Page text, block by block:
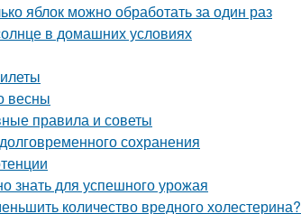
яблок можно обработать за один раз
в домашних условиях
весны
правила и советы
сохранения
знать для успешного урожая
количество вредного холестерина?